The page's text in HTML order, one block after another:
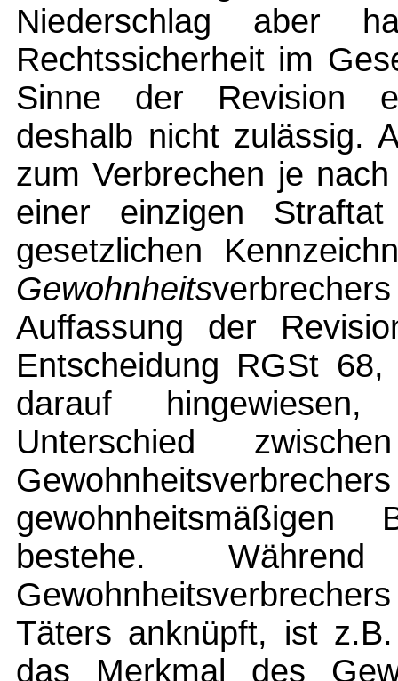
Niederschlag aber
Rechtssicherheit im
Sinne der Revision
deshalb nicht zulässig.
zum Verbrechen je
einer einzigen
gesetzlichen
Gewohnheits
Auffassung der
Entscheidung RGSt
darauf
Unterschied
bestehe.
Täters anknüpft, ist
das Merkmal des